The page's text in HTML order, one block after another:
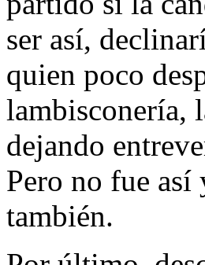
ser así,
quien poco
lambisconería,
dejando
Pero no fue
también.